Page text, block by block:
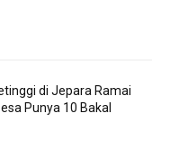
di Jepara Ramai
Punya 10 Bakal